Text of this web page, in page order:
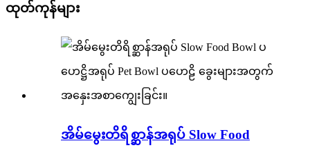
ထုတ်ကုန်များ
အိမ်မွေးတိရိစ္ဆာန်အရုပ် Slow Food